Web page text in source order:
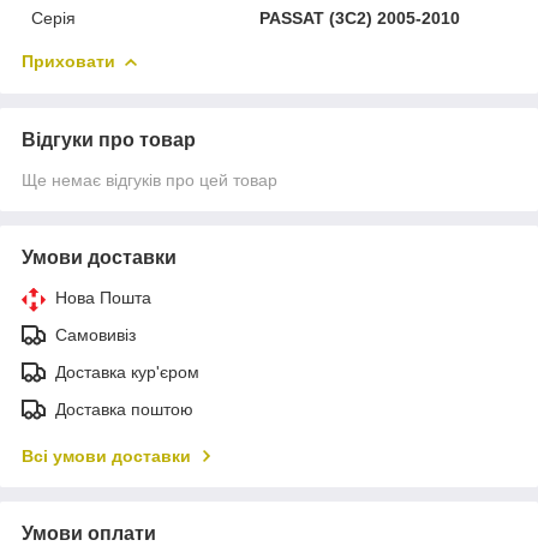
Серія
PASSAT (3C2) 2005-2010
Приховати
Відгуки про товар
Ще немає відгуків про цей товар
Умови доставки
Нова Пошта
Самовивіз
Доставка кур'єром
Доставка поштою
Всі умови доставки
Умови оплати